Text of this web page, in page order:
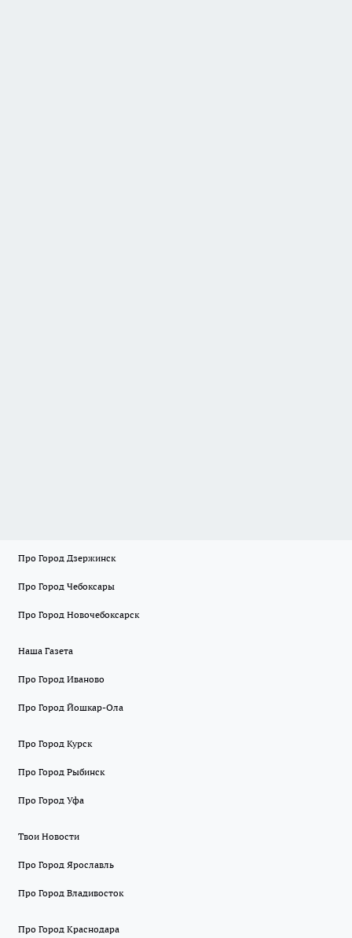
Про Город Дзержинск
Про Город Чебоксары
Про Город Новочебоксарск
Наша Газета
Про Город Иваново
Про Город Йошкар-Ола
Про Город Курск
Про Город Рыбинск
Про Город Уфа
Твои Новости
Про Город Ярославль
Про Город Владивосток
Про Город Краснодара